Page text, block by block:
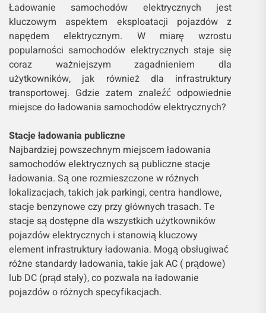
Ładowanie samochodów elektrycznych jest
kluczowym aspektem eksploatacji pojazdów z
napędem elektrycznym. W miarę wzrostu
popularności samochodów elektrycznych staje się
coraz ważniejszym zagadnieniem dla
użytkowników, jak również dla infrastruktury
transportowej. Gdzie zatem znaleźć odpowiednie
miejsce do ładowania samochodów elektrycznych?
Stacje ładowania publiczne
Najbardziej powszechnym miejscem ładowania
samochodów elektrycznych są publiczne stacje
ładowania. Są one rozmieszczone w różnych
lokalizacjach, takich jak parkingi, centra handlowe,
stacje benzynowe czy przy głównych trasach. Te
stacje są dostępne dla wszystkich użytkowników
pojazdów elektrycznych i stanowią kluczowy
element infrastruktury ładowania. Mogą obsługiwać
różne standardy ładowania, takie jak AC ( prądowe)
lub DC (prąd stały), co pozwala na ładowanie
pojazdów o różnych specyfikacjach.